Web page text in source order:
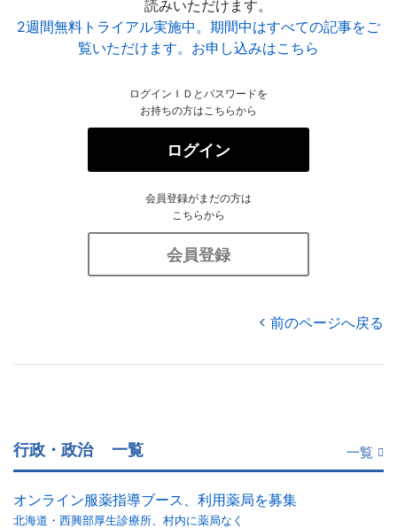
読みいただけます。
2週間無料トライアル実施中。期間中はすべての記事をご
覧いただけます。お申し込みはこちら
ログインＩＤとパスワードを
お持ちの方はこちらから
ログイン
会員登録がまだの方は
こちらから
会員登録
前のページへ戻る
行政・政治 一覧 一覧
オンライン服薬指導ブース、利用薬局を募集
北海道・西興部厚生診療所、村内に薬局なく